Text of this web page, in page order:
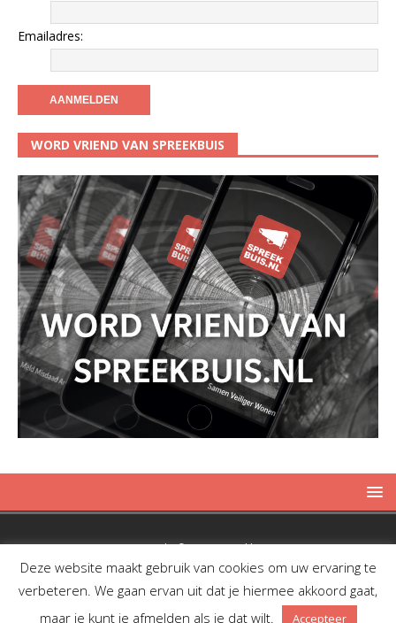
Emailadres:
WORD VRIEND VAN SPREEKBUIS
Copyright © 2019 Spreekbuis
Deze website maakt gebruik van cookies om uw ervaring te
verbeteren. We gaan ervan uit dat je hiermee akkoord gaat,
maar je kunt je afmelden als je dat wilt.
Accepteer